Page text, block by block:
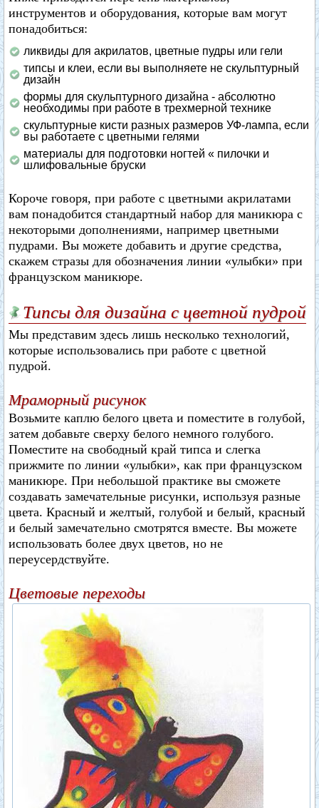
инструментов и оборудования, которые вам могут
понадобиться:
ликвиды для акрилатов, цветные пудры или гели
типсы и клеи, если вы выполняете не скульптурный
дизайн
формы для скульптурного дизайна - абсолютно
необходимы при работе в трехмерной технике
скульптурные кисти разных размеров УФ-лампа, если
вы работаете с цветными гелями
материалы для подготовки ногтей « пилочки и
шлифовальные бруски
Короче говоря, при работе с цветными акрилатами
вам понадобится стандартный набор для маникюра с
некоторыми дополнениями, например цветными
пудрами. Вы можете добавить и другие средства,
скажем стразы для обозначения линии «улыбки» при
французском маникюре.
Типсы для дизайна с цветной пудрой
Мы представим здесь лишь несколько технологий,
которые использовались при работе с цветной
пудрой.
Мраморный рисунок
Возьмите каплю белого цвета и поместите в голубой,
затем добавьте сверху белого немного голубого.
Поместите на свободный край типса и слегка
прижмите по линии «улыбки», как при французском
маникюре. При небольшой практике вы сможете
создавать замечательные рисунки, используя разные
цвета. Красный и желтый, голубой и белый, красный
и белый замечательно смотрятся вместе. Вы можете
использовать более двух цветов, но не
переусердствуйте.
Цветовые переходы